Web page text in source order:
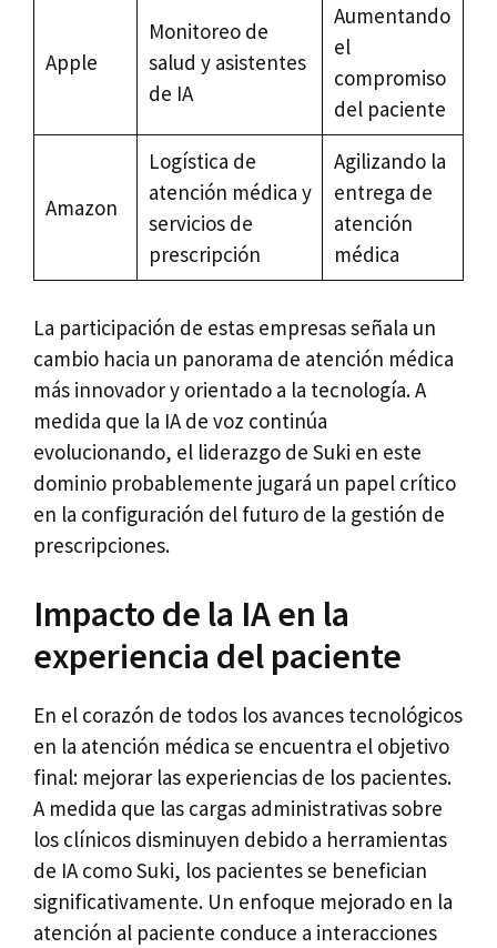
Apple
Monitoreo de
salud y asistentes
de IA
Aumentando
el
compromiso
del paciente
Amazon
Logística de
atención médica y
servicios de
prescripción
Agilizando la
entrega de
atención
médica
La participación de estas empresas señala un
cambio hacia un panorama de atención médica
más innovador y orientado a la tecnología. A
medida que la IA de voz continúa
evolucionando, el liderazgo de Suki en este
dominio probablemente jugará un papel crítico
en la configuración del futuro de la gestión de
prescripciones.
Impacto de la IA en la
experiencia del paciente
En el corazón de todos los avances tecnológicos
en la atención médica se encuentra el objetivo
final: mejorar las experiencias de los pacientes.
A medida que las cargas administrativas sobre
los clínicos disminuyen debido a herramientas
de IA como Suki, los pacientes se benefician
significativamente. Un enfoque mejorado en la
atención al paciente conduce a interacciones